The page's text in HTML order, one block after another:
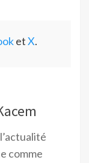
etX.
comme